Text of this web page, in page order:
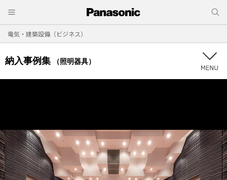
電気・建築設備（ビジネス）
納入事例集 （照明器具）